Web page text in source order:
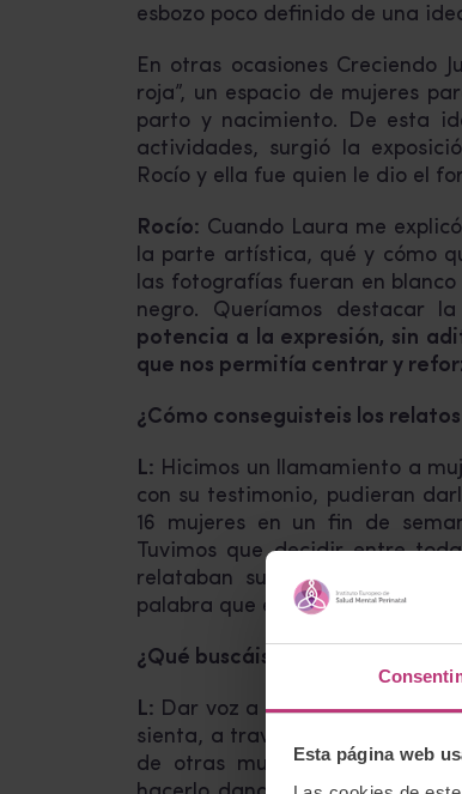
Esta página web
esbozo poco definido de una
En otras ocasiones Creciendo
roja”, un espacio de mujeres
parto y nacimiento. De esta
actividades, surgió la
Rocío y ella fue quien le dio el
Rocío: Cuando Laura me
la parte artística, qué y cómo
las fotografías fueran en
negro. Queríamos destacar
potencia a la expresión, sin
que nos permitía centrar y
¿Cómo conseguisteis los
L: Hicimos un llamamiento a
con su testimonio, pudieran
16 mujeres en un fin de
Tuvimos que decidir entre
relataban sus partos,
palabra que ellas eligieron para
¿Qué buscáis transmitir con
L: Dar voz a la experiencia de
sienta, a través de fotografías,
de otras muchas. Cuando